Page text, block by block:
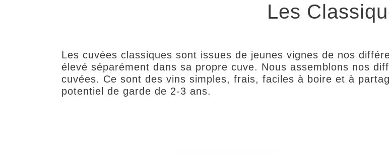
Les
Les cuvées classiques sont issues de jeunes vignes de nos
élevé séparément dans sa propre cuve. Nous assemblons nos
cuvées. Ce sont des vins simples, frais, faciles à boire et à
potentiel de garde de 2-3 ans.